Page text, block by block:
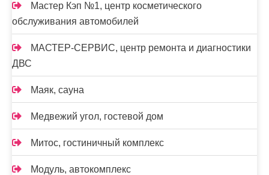
Мастер Кэп №1, центр косметического
обслуживания автомобилей
МАСТЕР-СЕРВИС, центр ремонта и диагностики
ДВС
Маяк, сауна
Медвежий угол, гостевой дом
Митос, гостиничный комплекс
Модуль, автокомплекс